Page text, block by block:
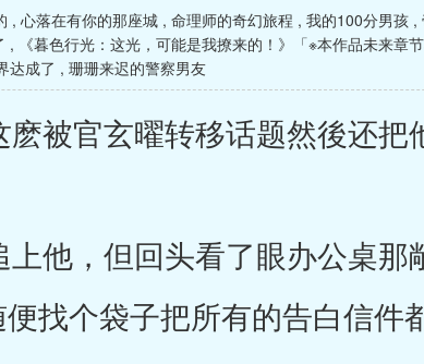
, 心落在有你的那座城 , 命理师的奇幻旅程 , 我的100分男孩 ,
, 《暮色行光：这光，可能是我撩来的！》「※本作品未来
达成了 , 珊珊来迟的警察男友
被官玄曜转移话题然後还把
他，但回头看了眼办公桌那
找个袋子把所有的告白信件